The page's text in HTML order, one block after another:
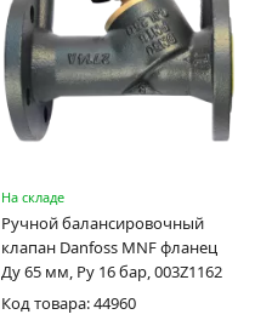
На складе
Ручной балансировочный
клапан Danfoss MNF фланец
Ду 65 мм, Ру 16 бар, 003Z1162
Код товара: 44960